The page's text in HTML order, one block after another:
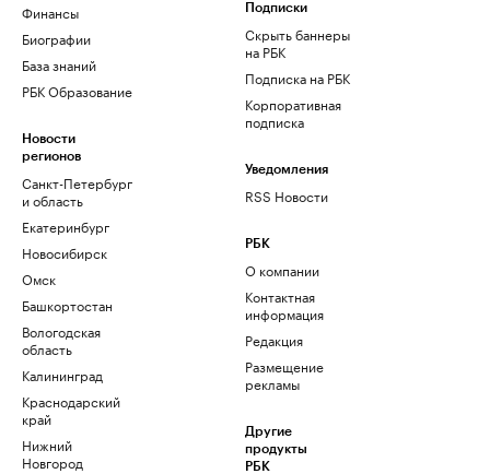
Финансы
Биографии
База знаний
РБК Образование
Новости
регионов
Санкт-Петербург
и область
Екатеринбург
Новосибирск
Омск
Башкортостан
Вологодская
область
Калининград
Краснодарский
край
Нижний
Новгород
Подписки
Скрыть баннеры
на РБК
Подписка на РБК
Корпоративная
подписка
Уведомления
RSS Новости
РБК
О компании
Контактная
информация
Редакция
Размещение
рекламы
Другие
продукты
РБК